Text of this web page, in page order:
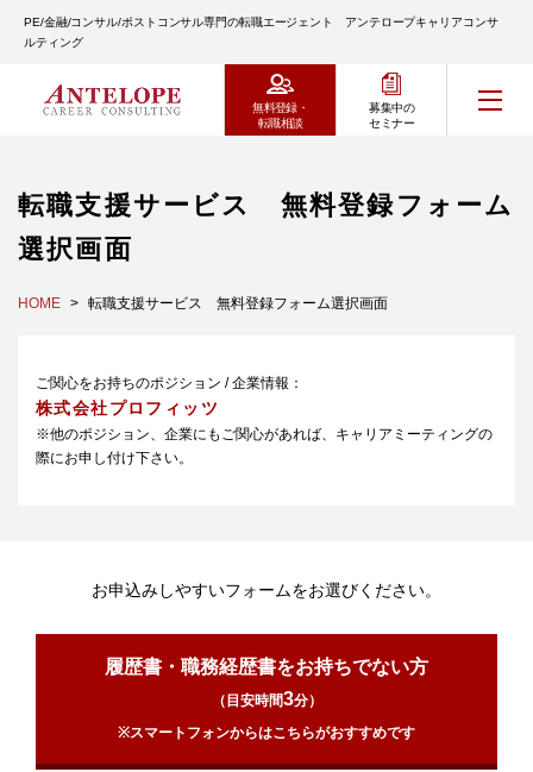
PE/金融/コンサル/ポストコンサル専門の転職エージェント アンテロープキャリアコンサ
ルティング
無料登録・
転職相談
募集中の
セミナー
転職支援サービス 無料登録フォーム
選択画面
HOME 転職支援サービス 無料登録フォーム選択画面
ご関心をお持ちのポジション / 企業情報：
株式会社プロフィッツ
※他のポジション、企業にもご関心があれば、キャリアミーティングの
際にお申し付け下さい。
お申込みしやすいフォームをお選びください。
履歴書・職務経歴書をお持ちでない方
（目安時間3分）
※スマートフォンからはこちらがおすすめです